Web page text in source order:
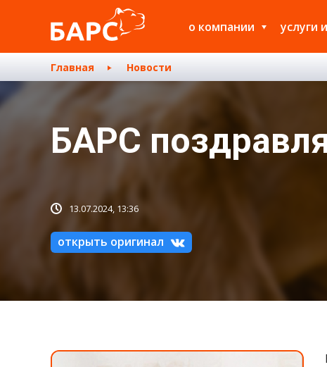
о компании услуги
Главная Новости
БАРС
13.07.2024, 13:36
открыть оригинал